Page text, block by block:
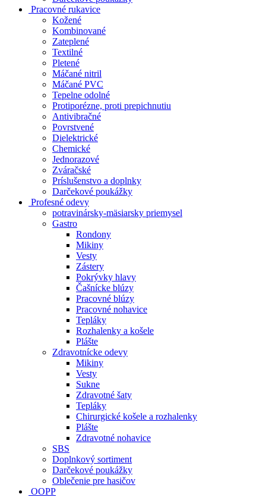
Pracovné rukavice
Kožené
Kombinované
Zateplené
Textilné
Pletené
Máčané nitril
Máčané PVC
Tepelne odolné
Protiporézne, proti prepichnutiu
Antivibračné
Povrstvené
Dielektrické
Chemické
Jednorazové
Zváračské
Príslušenstvo a doplnky
Darčekové poukážky
Profesné odevy
potravinársky-mäsiarsky priemysel
Gastro
Rondony
Mikiny
Vesty
Zástery
Pokrývky hlavy
Čašnícke blúzy
Pracovné blúzy
Pracovné nohavice
Tepláky
Rozhalenky a košele
Plášte
Zdravotnícke odevy
Mikiny
Vesty
Sukne
Zdravotné šaty
Tepláky
Chirurgické košele a rozhalenky
Plášte
Zdravotné nohavice
SBS
Doplnkový sortiment
Darčekové poukážky
Oblečenie pre hasičov
OOPP